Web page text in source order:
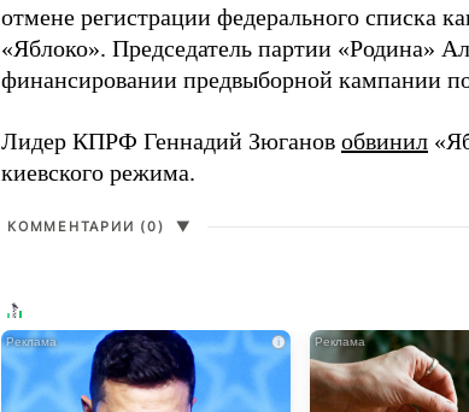
отмене регистрации федерального списка
«Яблоко». Председатель партии «Родина»
финансировании предвыборной кампании
Лидер КПРФ Геннадий Зюганов обвинил
киевского режима.
КОММЕНТАРИИ (0) ▼
i